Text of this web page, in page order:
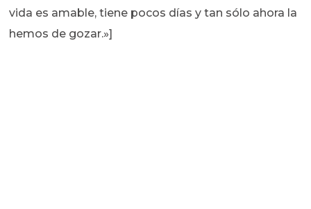
vida es amable, tiene pocos días y tan sólo ahora la
hemos de gozar.»]